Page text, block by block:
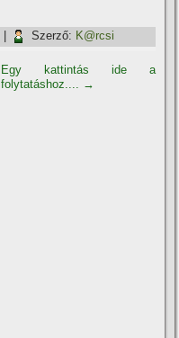
Szerző: K@rcsi
Egy kattintás ide a
folytatáshoz....
→